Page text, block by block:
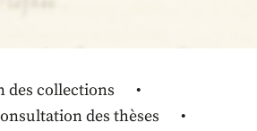
des collections
des thèses